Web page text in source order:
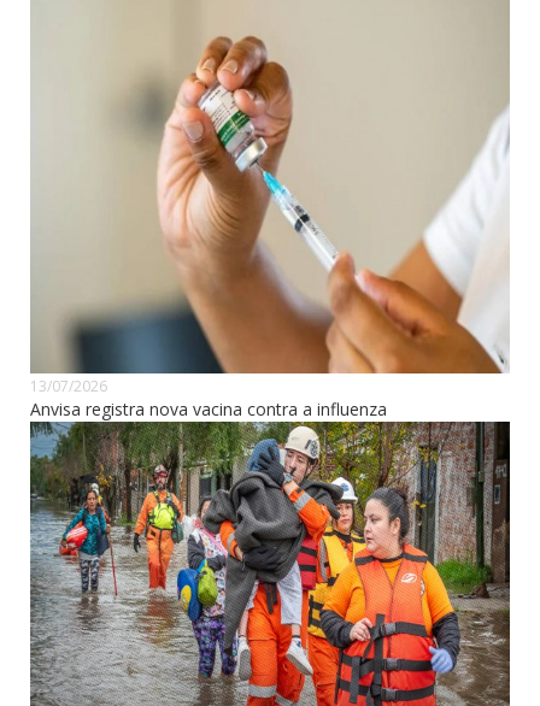
13/07/2026
Anvisa registra nova vacina contra a influenza